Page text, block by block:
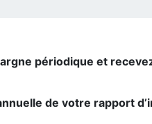
périodique et
de votre rapport